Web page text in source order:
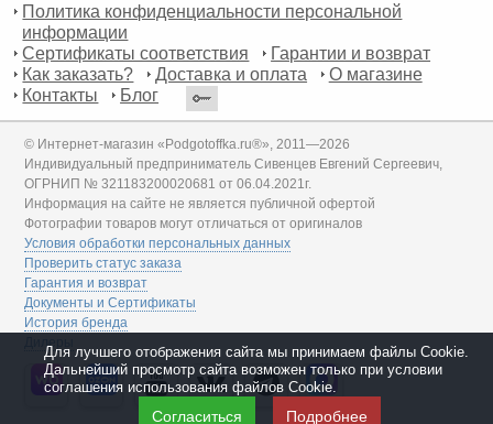
Политика конфиденциальности персональной
информации
Сертификаты соответствия
Гарантии и возврат
Как заказать?
Доставка и оплата
О магазине
Контакты
Блог
© Интернет-магазин «Podgotoffka.ru®», 2011—2026
Индивидуальный предприниматель Сивенцев Евгений Сергеевич,
ОГРНИП № 321183200020681 от 06.04.2021г.
Информация на сайте не является публичной офертой
Фотографии товаров могут отличаться от оригиналов
Условия обработки персональных данных
Проверить статус заказа
Гарантия и возврат
Документы и Сертификаты
История бренда
Для лучшего отображения сайта мы принимаем файлы Cookie.
Дальнейший просмотр сайта возможен только при условии
соглашения использования файлов Cookie.
Согласиться Подробнее